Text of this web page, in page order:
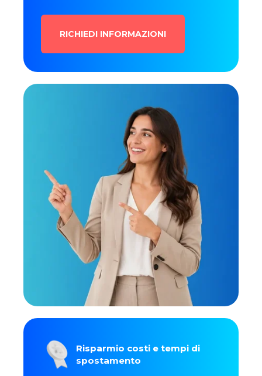
RICHIEDI INFORMAZIONI
Risparmio costi e tempi di
spostamento